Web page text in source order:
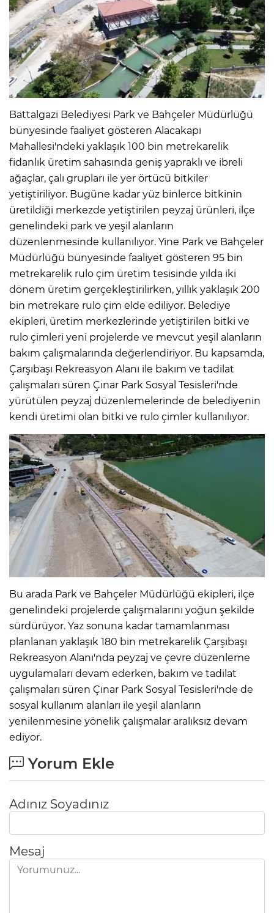
Battalgazi Belediyesi Park ve Bahçeler Müdürlüğü
bünyesinde faaliyet gösteren Alacakapı
Mahallesi'ndeki yaklaşık 100 bin metrekarelik
fidanlık üretim sahasında geniş yapraklı ve ibreli
ağaçlar, çalı grupları ile yer örtücü bitkiler
yetiştiriliyor. Bugüne kadar yüz binlerce bitkinin
üretildiği merkezde yetiştirilen peyzaj ürünleri, ilçe
genelindeki park ve yeşil alanların
düzenlenmesinde kullanılıyor. Yine Park ve Bahçeler
Müdürlüğü bünyesinde faaliyet gösteren 95 bin
metrekarelik rulo çim üretim tesisinde yılda iki
dönem üretim gerçekleştirilirken, yıllık yaklaşık 200
bin metrekare rulo çim elde ediliyor. Belediye
ekipleri, üretim merkezlerinde yetiştirilen bitki ve
rulo çimleri yeni projelerde ve mevcut yeşil alanların
bakım çalışmalarında değerlendiriyor. Bu kapsamda,
Çarşıbaşı Rekreasyon Alanı ile bakım ve tadilat
çalışmaları süren Çınar Park Sosyal Tesisleri'nde
yürütülen peyzaj düzenlemelerinde de belediyenin
kendi üretimi olan bitki ve rulo çimler kullanılıyor.
Bu arada Park ve Bahçeler Müdürlüğü ekipleri, ilçe
genelindeki projelerde çalışmalarını yoğun şekilde
sürdürüyor. Yaz sonuna kadar tamamlanması
planlanan yaklaşık 180 bin metrekarelik Çarşıbaşı
Rekreasyon Alanı'nda peyzaj ve çevre düzenleme
uygulamaları devam ederken, bakım ve tadilat
çalışmaları süren Çınar Park Sosyal Tesisleri'nde de
sosyal kullanım alanları ile yeşil alanların
yenilenmesine yönelik çalışmalar aralıksız devam
ediyor.
Yorum Ekle
Adınız Soyadınız
Mesaj